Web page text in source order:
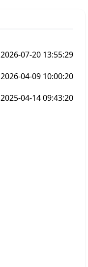
2026-07-20 13:55:29
2026-04-09 10:00:20
2025-04-14 09:43:20